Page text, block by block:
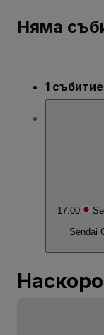
Няма
1
17:00
Sendai